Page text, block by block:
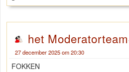
het Moderatorteam
27 december 2025 om 20:30
FOKKEN